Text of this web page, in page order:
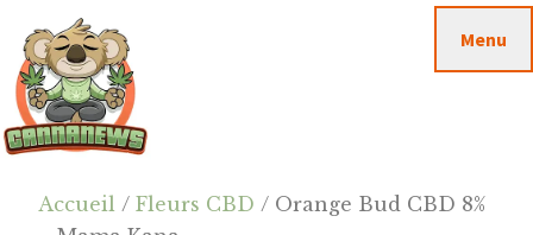
contenu
principal
barre
latérale
principale
footer
Cannanews.fr
Menu
Accueil /Fleurs CBD / Orange Bud CBD 8%